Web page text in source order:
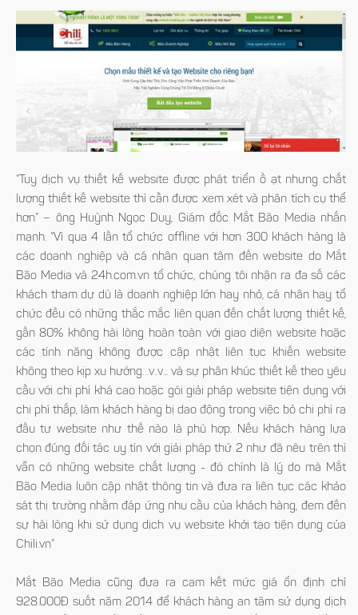
“Tuy dịch vụ thiết kế website được phát triển ồ ạt nhưng chất
lượng thiết kế website thì cần được xem xét và phân tích cụ thể
hơn” – ông Huỳnh Ngọc Duy, Giám đốc Mắt Bão Media nhấn
mạnh. “Vì qua 4 lần tổ chức offline với hơn 300 khách hàng là
các doanh nghiệp và cá nhân quan tâm đến website do Mắt
Bão Media và 24h.com.vn tổ chức, chúng tôi nhận ra đa số các
khách tham dự dù là doanh nghiệp lớn hay nhỏ, cá nhân hay tổ
chức đều có những thắc mắc liên quan đến chất lượng thiết kế,
gần 80% không hài lòng hoàn toàn với giao diện website hoặc
các tính năng không được cập nhật liên tục khiến website
không theo kịp xu hướng…v..v... và sự phân khúc thiết kế theo yêu
cầu với chi phí khá cao hoặc gói giải pháp website tiện dụng với
chi phí thấp, làm khách hàng bị dao động trong việc bỏ chi phí ra
đầu tư website như thế nào là phù hợp. Nếu khách hàng lựa
chọn đúng đối tác uy tín với giải pháp thứ 2 như đã nêu trên thì
vẫn có những website chất lượng - đó chính là lý do mà Mắt
Bão Media luôn cập nhật thông tin và đưa ra liên tục các khảo
sát thị trường nhằm đáp ứng nhu cầu của khách hàng, đem đến
sự hài lòng khi sử dụng dịch vụ website khởi tạo tiện dụng của
Chili.vn”
Mắt Bão Media cũng đưa ra cam kết mức giá ổn định chỉ
928.000Đ suốt năm 2014 để khách hàng an tâm sử dụng dịch